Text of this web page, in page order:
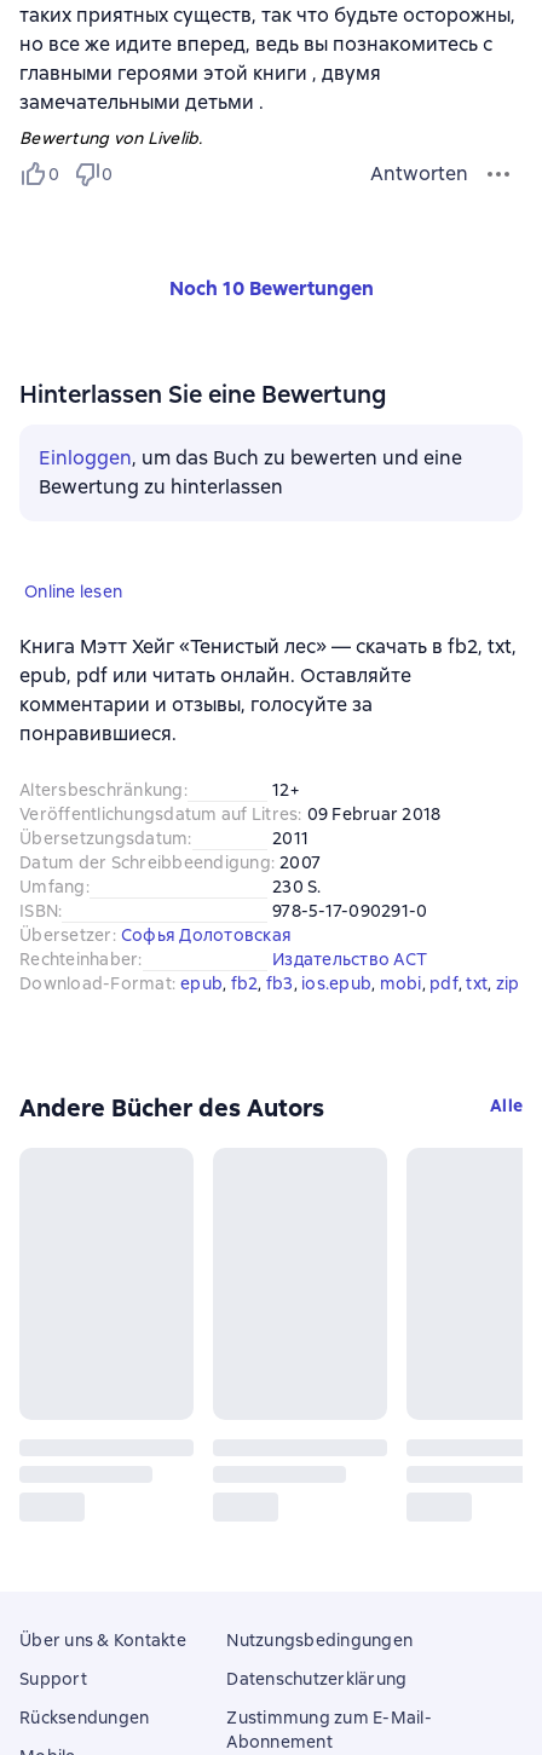
таких приятных существ, так что будьте осторожны,
но все же идите вперед, ведь вы познакомитесь с
главными героями этой книги , двумя
замечательными детьми .
Bewertung von Livelib.
0
0 Antworten
Noch 10 Bewertungen
Hinterlassen Sie eine Bewertung
Einloggen, um das Buch zu bewerten und eine
Bewertung zu hinterlassen
Online lesen
Книга Мэтт Хейг «Тенистый лес» — скачать в fb2, txt,
epub, pdf или читать онлайн. Оставляйте
комментарии и отзывы, голосуйте за
понравившиеся.
Altersbeschränkung:
12+
Veröffentlichungsdatum auf Litres: 09 Februar 2018
Übersetzungsdatum:
2011
Datum der Schreibbeendigung: 2007
Umfang:
230 S.
ISBN:
978-5-17-090291-0
Übersetzer: Софья Долотовская
Rechteinhaber:
Издательство АСТ
Download-Format: epub, fb2, fb3, ios.epub, mobi, pdf, txt, zip
Andere Bücher des Autors Alle
Über uns & Kontakte
Support
Rücksendungen
Nutzungsbedingungen
Datenschutzerklärung
Zustimmung zum E-Mail-
Abonnement